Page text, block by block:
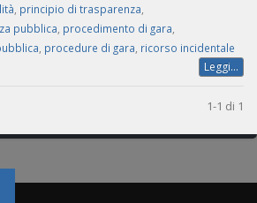
principio di trasparenza
pubblica procedimento di gara
procedure di gara ricorso incidentale
Leggi...
1-1 di 1